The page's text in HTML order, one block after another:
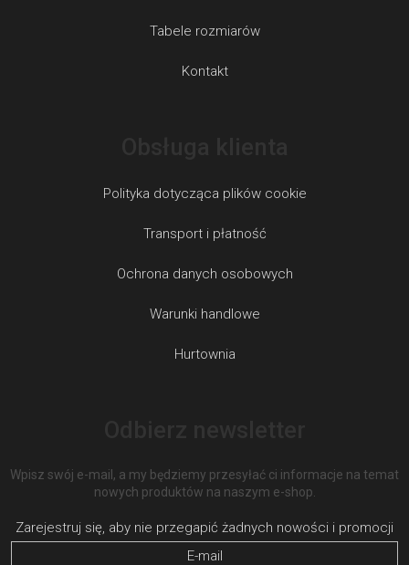
Tabele rozmiarów
Kontakt
Polityka dotycząca plików cookie
Transport i płatność
Ochrona danych osobowych
Warunki handlowe
Hurtownia
Wpisz swój e-mail, a my będziemy przesyłać ci informacje na temat
nowych produktów na naszym e-shop.
E-mail